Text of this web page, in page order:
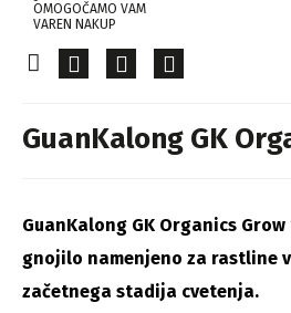
OMOGOČAMO VAM
VAREN NAKUP
GuanKalong GK
GuanKalong GK Organics
gnojilo namenjeno za rastline
začetnega stadija cvetenja.